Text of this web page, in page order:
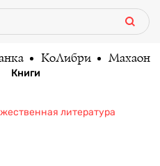
КоЛибри Махаон
Книги
литература